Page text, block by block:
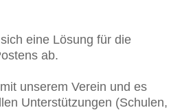
eine Lösung für die
ab.
unserem Verein und es
Unterstützungen (Schulen,